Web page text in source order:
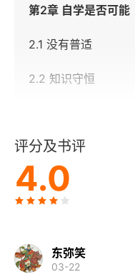
第2章 自学是否可能
2.1 没有普适
2.2 知识守恒
第3章 自学与老师
3.1 教学的本质
3.2.1 制订计划
评分及书评
4.0
东弥笑
03-22